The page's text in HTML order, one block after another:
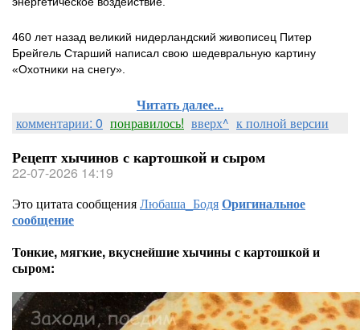
460 лет назад великий нидерландский живописец Питер
Брейгель Старший написал свою шедевральную картину
«Охотники на снегу».
Читать далее...
комментарии: 0 понравилось! вверх^ к полной версии
Рецепт хычинов с картошкой и сыром
22-07-2026 14:19
Это цитата сообщенияЛюбаша_БодяОригинальное
сообщение
Тонкие, мягкие, вкуснейшие хычины с картошкой и
сыром: